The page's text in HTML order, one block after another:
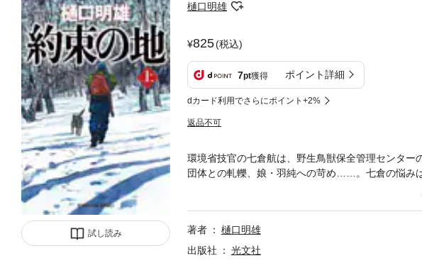
試し読み
樋口明雄
825(税込)
7pt獲得 ポイント詳細
dカード利用でさらにポイント+2%
返品不可
環境省技官の七倉航は、野生鳥獣保全管理センタ
団体との軋轢、娘・羽純への苛め……。七倉の悩み
が巨大獣に食い殺される事件が！ “稲妻”と呼ばれ
著者
樋口明雄
出版社
光文社